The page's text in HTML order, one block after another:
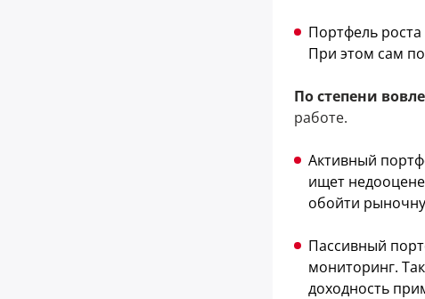
Портфель
При этом сам
По степени
работе.
Активный
ищет
обойти
Пассивный
мониторинг.
доходность